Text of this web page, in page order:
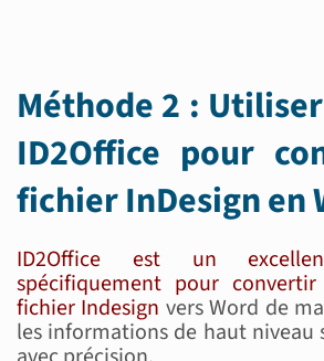
Méthode 2 :
ID2Office pour
fichier InDesign en
ID2Office est un
spécifiquement pour
fichier Indesign vers Word de
les informations de haut niveau